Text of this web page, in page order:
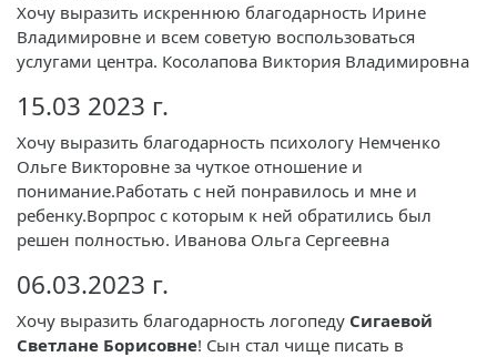
Хочу выразить искреннюю благодарность Ирине
Владимировне и всем советую воспользоваться
услугами центра. Косолапова Виктория Владимировна
15.03 2023 г.
Хочу выразить благодарность психологу Немченко
Ольге Викторовне за чуткое отношение и
понимание.Работать с ней понравилось и мне и
ребенку.Ворпрос с которым к ней обратились был
решен полностью. Иванова Ольга Сергеевна
06.03.2023 г.
Хочу выразить благодарность логопеду Сигаевой
Светлане Борисовне! Сын стал чище писать в